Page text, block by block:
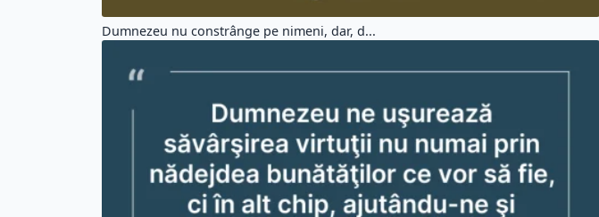
Dumnezeu nu constrânge pe nimeni, dar, d...